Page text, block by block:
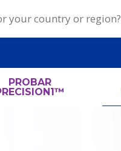
PROBAR
your country or region?